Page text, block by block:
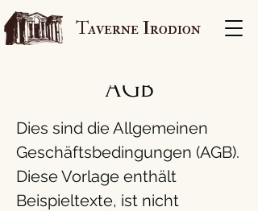
Taverne Irodion
AGB
Dies sind die Allgemeinen
Geschäftsbedingungen (AGB).
Diese Vorlage enthält
Beispieltexte, ist nicht